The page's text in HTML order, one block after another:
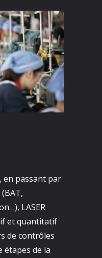
en passant par
LASER
et quantitatif
de contrôles
étapes de la